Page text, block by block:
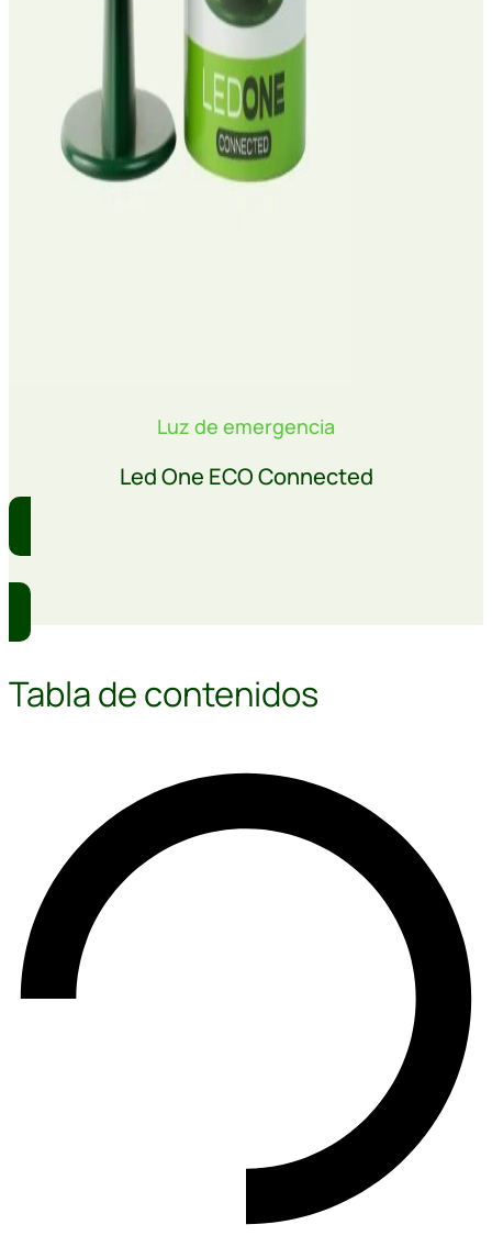
Luz de emergencia
Led One ECO Connected
Tabla de contenidos